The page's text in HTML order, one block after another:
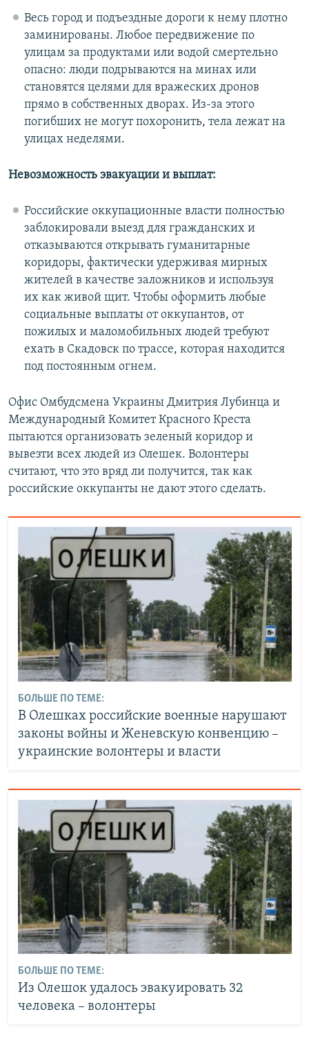
Весь город и подъездные дороги к нему плотно
заминированы. Любое передвижение по
улицам за продуктами или водой смертельно
опасно: люди подрываются на минах или
становятся целями для вражеских дронов
прямо в собственных дворах. Из-за этого
погибших не могут похоронить, тела лежат на
улицах неделями.
Невозможность эвакуации и выплат:
Российские оккупационные власти полностью
заблокировали выезд для гражданских и
отказываются открывать гуманитарные
коридоры, фактически удерживая мирных
жителей в качестве заложников и используя
их как живой щит. Чтобы оформить любые
социальные выплаты от оккупантов, от
пожилых и маломобильных людей требуют
ехать в Скадовск по трассе, которая находится
под постоянным огнем.
Офис Омбудсмена Украины Дмитрия Лубинца и
Международный Комитет Красного Креста
пытаются организовать зеленый коридор и
вывезти всех людей из Олешек. Волонтеры
считают, что это вряд ли получится, так как
российские оккупанты не дают этого сделать.
БОЛЬШЕ ПО ТЕМЕ:
В Олешках российские военные нарушают
законы войны и Женевскую конвенцию –
украинские волонтеры и власти
БОЛЬШЕ ПО ТЕМЕ:
Из Олешок удалось эвакуировать 32
человека – волонтеры